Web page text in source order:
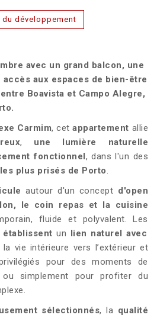
développement
avec un grand balcon, une
aux espaces de bien-être
Boavista et Campo Alegre,
Carmim, cet appartement allie
, une lumière naturelle
fonctionnel , dans l'un des
plus prisés de Porto.
autour d'un concept d'open
le coin repas et la cuisine
fluide et polyvalent. Les
un
lien naturel avec
vie intérieure vers l’extérieur et
pour des moments de
ou simplement pour profiter du
sélectionnés, la qualité